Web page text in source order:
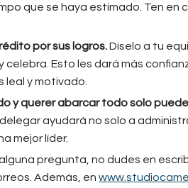
que se haya estimado. Ten en
por sus logros.Díselo a tu
Esto les dará más
leal y motivado.
y querer abarcar todo solo
ayudará no solo a
mejor líder.
pregunta, no dudes en
Además, en